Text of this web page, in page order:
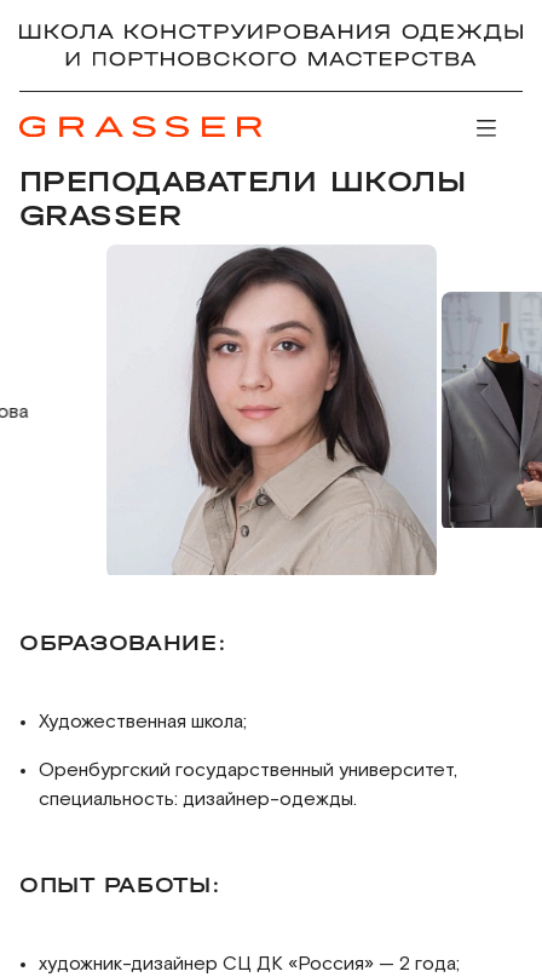
ПРЕПОДАВАТЕЛИ ШКОЛЫ
GRASSER
ОБРАЗОВАНИЕ:
Художественная школа;
Оренбургский государственный университет,
специальность: дизайнер-одежды.
ОПЫТ РАБОТЫ:
художник-дизайнер СЦ ДК «Россия» — 2 года;